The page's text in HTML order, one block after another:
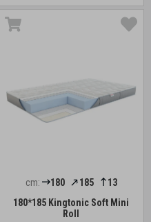
cm: 180 185
13
180*185 Kingtonic Soft Mini
Roll